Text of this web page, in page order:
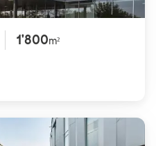
1'800m²